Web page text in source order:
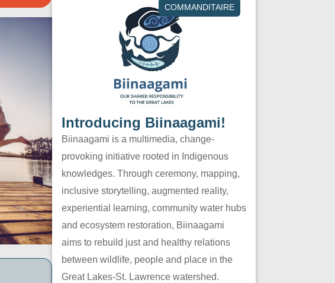
COMMANDITAIRE
Introducing Biinaagami!
Biinaagami is a multimedia, change-
provoking initiative rooted in Indigenous
knowledges. Through ceremony, mapping,
inclusive storytelling, augmented reality,
experiential learning, community water hubs
and ecosystem restoration, Biinaagami
aims to rebuild just and healthy relations
between wildlife, people and place in the
Great Lakes-St. Lawrence watershed.